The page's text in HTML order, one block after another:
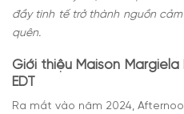
đầy tinh tế trở thành nguồn
quên.
Giới thiệu Maison
EDT
Ra mắt vào năm 2024,